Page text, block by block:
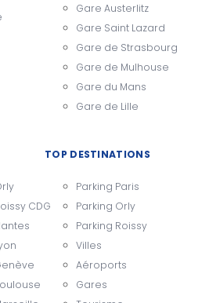
Gare Austerlitz
Gare Saint Lazard
Gare de Strasbourg
Gare de Mulhouse
Gare du Mans
Gare de Lille
CDG
TOP DESTINATIONS
Parking Paris
Parking Orly
Parking Roissy
Villes
Aéroports
Gares